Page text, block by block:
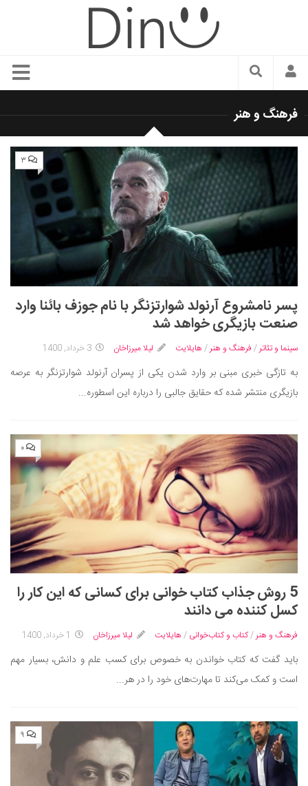
سبک زندگی
زیبایی و آرایش
شیک پوشی
دکوراسیون و چیدمان
غذا
رستوران گردی
آشپزی
سفر و گردشگری
ایران گردی
جهان گردی
موفقیت و مهارت‌های فردی
تغذیه سالم
بهداشت
بیماری و درمان
کودک و مادر
ورزش و تندرستی
روانشناسی
مراکز پزشکی و دارویی
فرهنگ و هنر
سینما و تئاتر
تلویزیون
موسیقی
چهره‌ها
کتاب و کتاب‌خوانی
تاریخ
معماری
فرهنگ و هنر
۳
پسر نامشروع آرنولد شوارتزنگر با نام جوزف بائنا وارد
صنعت بازیگری خواهد شد
سینما و تئاتر / فرهنگ و هنر / هایلایت لیلا میرزاخان 3 خرداد, 1400
به تازگی خبری مبنی بر وارد شدن یکی از پسران آرنولد شوارتزنگر به عرصه
بازیگری منتشر شده که حقایق جالبی را درباره این اسطوره...
۰
5 روش جذاب کتاب خوانی برای کسانی که این کار را
کسل کننده می دانند
فرهنگ و هنر/کتاب و کتاب‌خوانی / هایلایت لیلا میرزاخان 1 خرداد, 1400
باید گفت که کتاب خواندن به خصوص برای کسب علم و دانش، بسیار مهم
است و کمک می‌کند تا مهارت‌های خود را در هر...
۹